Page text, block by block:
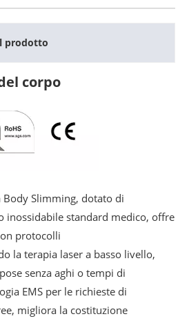
prodotto
corpo
Body Slimming, dotato di
inossidabile standard medico, offre
protocolli
la terapia laser a basso livello,
senza aghi o tempi di
EMS per le richieste di
migliora la costituzione